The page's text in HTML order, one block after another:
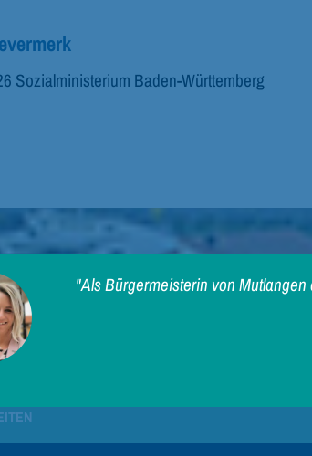
Sozialministerium Baden-Württemberg
"Als Bürgermeisterin von